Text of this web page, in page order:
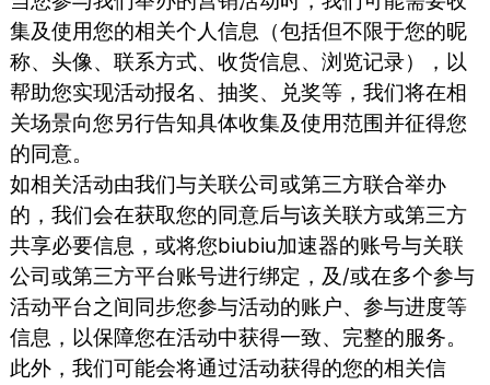
集及使用您的相关个人信息（包括但不限于您的昵
称、头像、联系方式、收货信息、浏览记录），以
帮助您实现活动报名、抽奖、兑奖等，我们将在相
关场景向您另行告知具体收集及使用范围并征得您
的同意。
如相关活动由我们与关联公司或第三方联合举办
的，我们会在获取您的同意后与该关联方或第三方
共享必要信息，或将您biubiu加速器的账号与关联
公司或第三方平台账号进行绑定，及/或在多个参与
活动平台之间同步您参与活动的账户、参与进度等
信息，以保障您在活动中获得一致、完整的服务。
此外，我们可能会将通过活动获得的您的相关信